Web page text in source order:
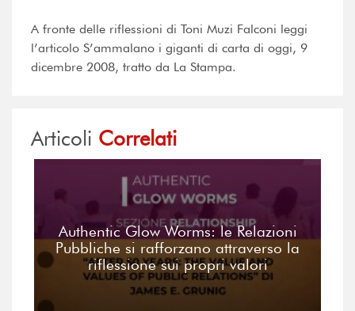
A fronte delle riflessioni di Toni Muzi Falconi leggi
l’articolo S’ammalano i giganti di carta di oggi, 9
dicembre 2008, tratto da La Stampa.
Articoli Correlati
Authentic Glow Worms: le Relazioni
Pubbliche si rafforzano attraverso la
riflessione sui propri valori